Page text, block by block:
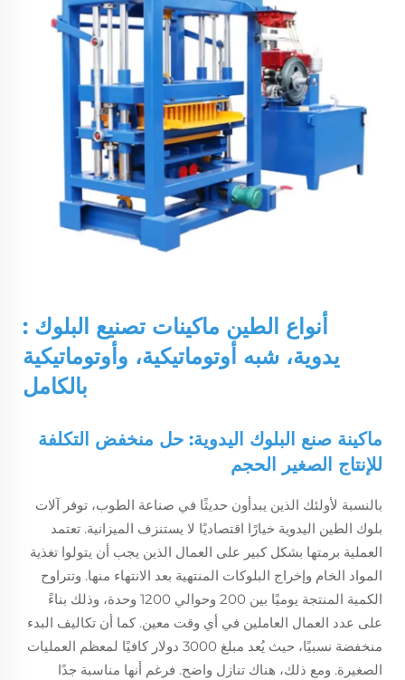
أنواع الطين ماكينات تصنيع البلوك :
يدوية، شبه أوتوماتيكية، وأوتوماتيكية
بالكامل
ماكينة صنع البلوك اليدوية: حل منخفض التكلفة
للإنتاج الصغير الحجم
بالنسبة لأولئك الذين يبدأون حديثًا في صناعة الطوب، توفر آلات
بلوك الطين اليدوية خيارًا اقتصاديًا لا يستنزف الميزانية. تعتمد
العملية برمتها بشكل كبير على العمال الذين يجب أن يتولوا تغذية
المواد الخام وإخراج البلوكات المنتهية بعد الانتهاء منها. وتتراوح
الكمية المنتجة يوميًا بين 200 وحوالي 1200 وحدة، وذلك بناءً
على عدد العمال العاملين في أي وقت معين. كما أن تكاليف البدء
منخفضة نسبيًا، حيث يُعد مبلغ 3000 دولار كافيًا لمعظم العمليات
الصغيرة. ومع ذلك، هناك تنازل واضح. فرغم أنها مناسبة جدًا